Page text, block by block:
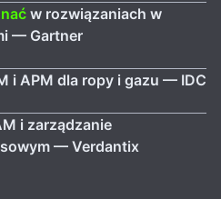
w rozwiązaniach w
— Gartner
i APM dla ropy i gazu — IDC
i zarządzanie
— Verdantix